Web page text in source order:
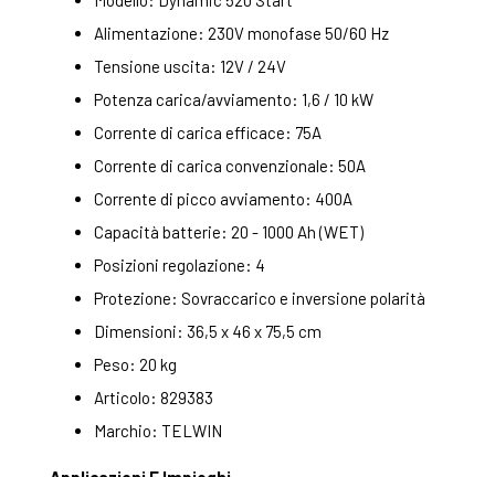
Alimentazione: 230V monofase 50/60 Hz
Tensione uscita: 12V / 24V
Potenza carica/avviamento: 1,6 / 10 kW
Corrente di carica efficace: 75A
Corrente di carica convenzionale: 50A
Corrente di picco avviamento: 400A
Capacità batterie: 20 - 1000 Ah (WET)
Posizioni regolazione: 4
Protezione: Sovraccarico e inversione polarità
Dimensioni: 36,5 x 46 x 75,5 cm
Peso: 20 kg
Articolo: 829383
Marchio: TELWIN